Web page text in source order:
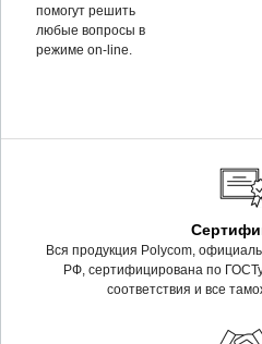
помогут решить
любые вопросы в
режиме on-line.
Вся продукция Polycom,
РФ, сертифицирована по
соответствия и все